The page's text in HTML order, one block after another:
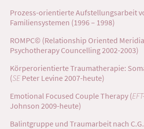
Prozess-orientierte Aufstellungsarbeit
Familiensystemen (1996 – 1998)
ROMPC© (Relationship Oriented
Psychotherapy Councelling 2002-2003)
Körperorientierte Traumatherapie:
(SE Peter Levine 2007-heute)
Emotional Focused Couple Therapy (
Johnson 2009-heute)
Balintgruppe und Traumarbeit nach